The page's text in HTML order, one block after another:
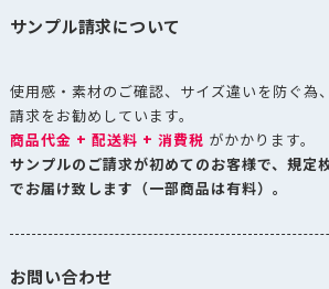
サンプル請求について
使用感・素材のご確認、サイズ違いを防ぐ為
請求をお勧めしています。
商品代金 + 配送料 + 消費税 がかかります。
サンプルのご請求が初めてのお客様で、規定
でお届け致します（一部商品は有料）。
お問い合わせ